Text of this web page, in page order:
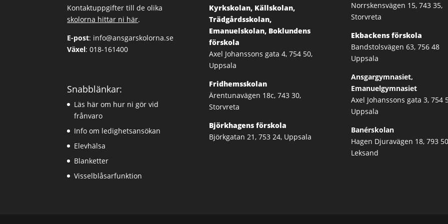
Kontaktuppgifter till de olika
skolorna hittar ni här.
E-post: info@ansgarskolorna.se
Växel:018-161400
Snabblänkar:
Läs här om hur ni gör vid
frånvaro
Info om ledighetsansökan
Elevhälsa
Blanketter
Visselblåsarfunktion
Kyrkskolan, Källskolan,
Trädgårdsskolan,
Emanuelskolan, Boklundens
förskola
Axel Johanssons gata 4, 754 50,
Uppsala
Fridhemsskolan
Ärentunavägen 18c, 743 30,
Storvreta
Björkhagens förskola
Björkgatan 21, 753 24, Uppsala
Norrskensvägen 15, 743 35,
Storvreta
Ekbackens förskola
Bandstolsvägen 63, 756 48
Uppsala
Ansgargymnasiet,
Emanuelgymnasiet
Axel Johanssons gata 3, 754
Uppsala
Banérskolan
Hagen Djuravägen 18, 793
Leksand